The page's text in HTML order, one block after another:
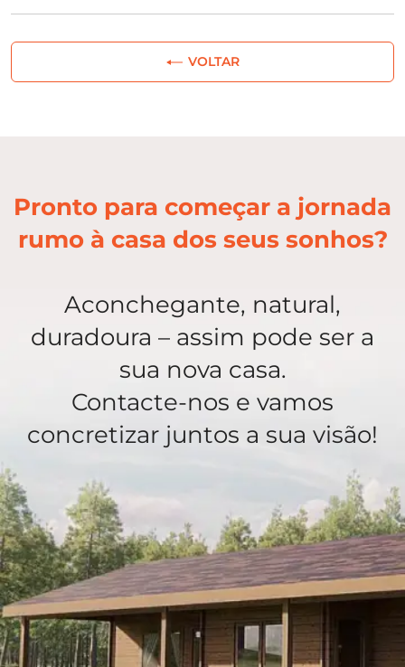
VOLTAR
Pronto para começar a jornada
rumo à casa dos seus sonhos?
Aconchegante, natural,
duradoura – assim pode ser a
sua nova casa.
Contacte-nos e vamos
concretizar juntos a sua visão!